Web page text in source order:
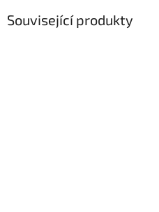
Související produkty